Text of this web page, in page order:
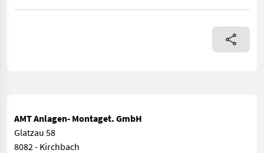
Biomasse Heißlufterzeuger für Trocknungsanlagen, Hallen,
AMT Anlagen- Montaget. GmbH
Glatzau 58
8082 - Kirchbach